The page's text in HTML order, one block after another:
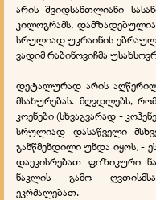
არის შვიდსანთლიანი
კილოგრამს,
სრულიად უკრაინის
ვადიმ რაბინოვიჩმა
დეტალურად არის
მსახურებას. მღვდლებს,
კოენები (სხვაგვარად -
სრულიად დასაწველი
განწმენდილი უნდა იყოს, -
დაეკისრებათ ფიზიკური
ნაკლის გამო
ეკრძალებათ.